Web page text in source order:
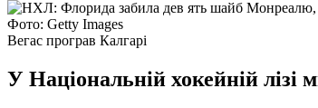
Фото: Getty Images
Вегас програв Калгарі
У Національній хокейній лізі